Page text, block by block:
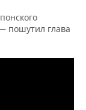
пошутил глава